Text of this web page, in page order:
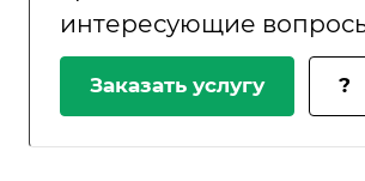
интересующие
Заказать услугу ?